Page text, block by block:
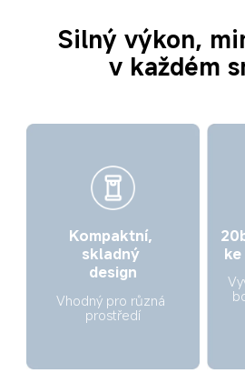
Silný výkon,
v každém
Kompaktní,
skladný
design
Vhodný pro různá
prostředí